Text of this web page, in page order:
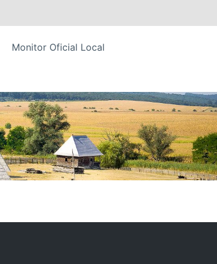
Monitor Oficial Local